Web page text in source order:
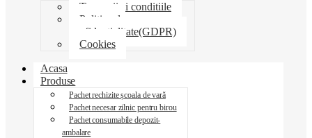
Termenii si conditiile
Politica de
confidentialitate(GDPR)
Cookies
Acasa
Produse
Pachet rechizite școala de vară
Pachet necesar zilnic pentru birou
Pachet consumabile depozit-
ambalare